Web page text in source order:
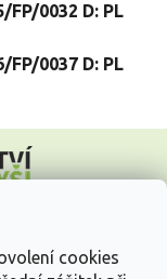
cookies
FP/0032 D: PL
FP/0037 D: PL